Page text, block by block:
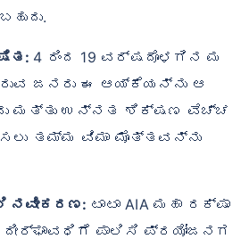
4 ರಿಂದ 19 ವರ್ಷದೊಳಗಿನ ಮ
ಜನರು ಈ ಆಯ್ಕೆಯನ್ನು ಆ
ಮತ್ತು ಉನ್ನತ ಶಿಕ್ಷಣ ವೆಚ್ಚ
ತಮ್ಮ ವಿಮಾ ಮೊತ್ತವನ್ನು
ನವೀಕರಣ: ಟಾಟಾ AIA ಮಹಾ ರಕ್ಷಾ
ದೀರ್ಘಾವಧಿಗೆ ಪಾಲಿಸಿ ಪ್ರಯೋಜನಗ